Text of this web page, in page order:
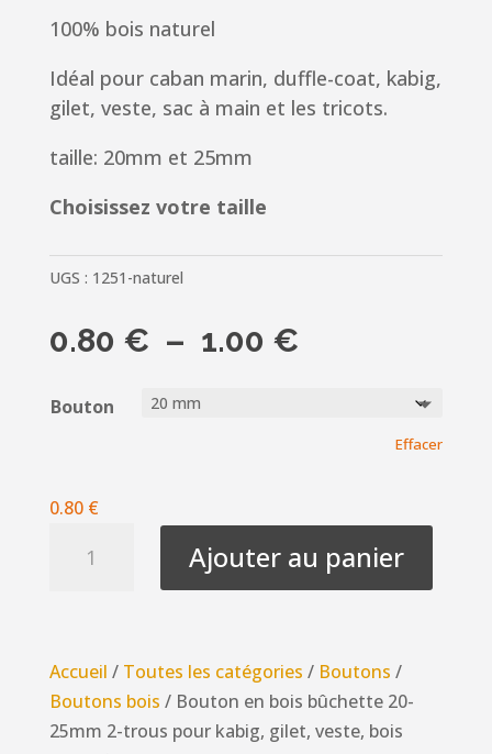
100% bois naturel
Idéal pour caban marin, duffle-coat, kabig,
gilet, veste, sac à main et les tricots.
taille: 20mm et 25mm
Choisissez votre taille
UGS : 1251-naturel
0.80 € – 1.00 €Plage
Bouton
Effacer
0.80 €
bûchette
20-
25mm
Ajouter au panier
Accueil / Toutes les catégories / Boutons /
Boutons bois / Bouton en bois bûchette 20-
25mm 2-trous pour kabig, gilet, veste, bois